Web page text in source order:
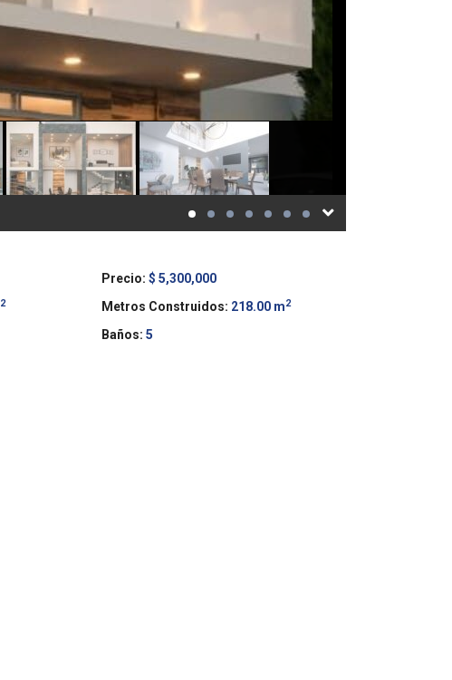
Precio: $ 5,300,000
2 Metros Construidos: 218.00 m2
Baños: 5